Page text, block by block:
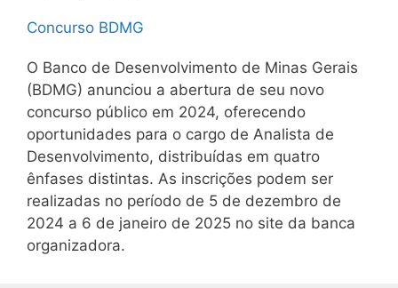
Concurso BDMG
O Banco de Desenvolvimento de Minas Gerais
(BDMG) anunciou a abertura de seu novo
concurso público em 2024, oferecendo
oportunidades para o cargo de Analista de
Desenvolvimento, distribuídas em quatro
ênfases distintas. As inscrições podem ser
realizadas no período de 5 de dezembro de
2024 a 6 de janeiro de 2025 no site da banca
organizadora.